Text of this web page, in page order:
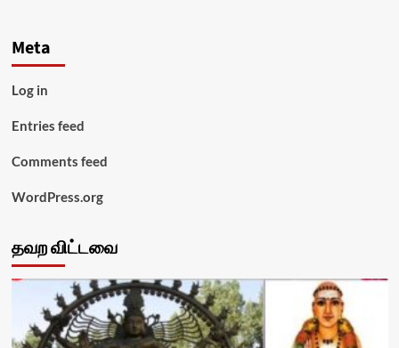
Meta
Log in
Entries feed
Comments feed
WordPress.org
தவற விட்டவை